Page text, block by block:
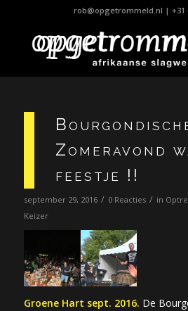
rob@opgetrommeld.nl | +31
Zomeravond
feestje !!
september 29, 2016 / 0 Reacties / in
Keizer
Groene Hart sept. 2016. De